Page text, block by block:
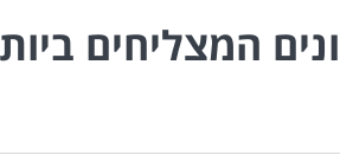
המצליחים